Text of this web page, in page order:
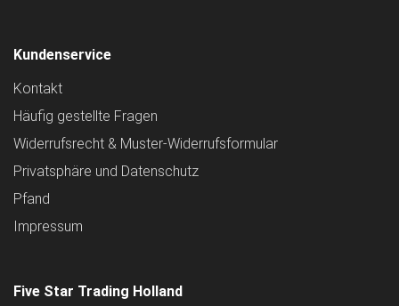
Kundenservice
Kontakt
Häufig gestellte Fragen
Widerrufsrecht & Muster-Widerrufsformular
Privatsphäre und Datenschutz
Pfand
Impressum
Five Star Trading Holland